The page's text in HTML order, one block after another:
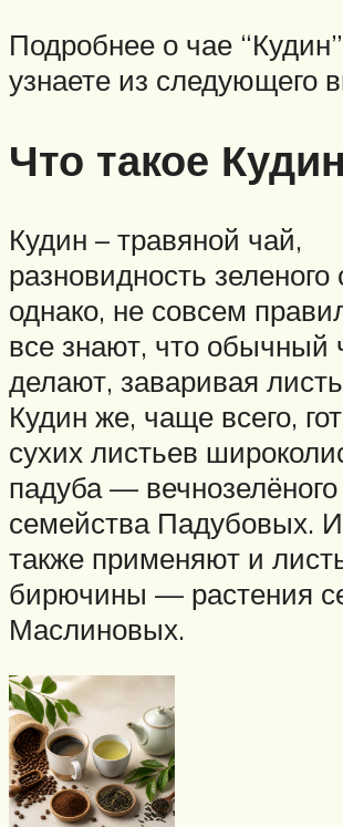
Подробнее о чае
узнаете из следующего
Что такое Кудин
Кудин – травяной чай,
разновидность зеленого
однако, не совсем
все знают, что обычный
делают, заваривая
Кудин же, чаще всего,
сухих листьев
падуба —
семейства Падубовых.
также применяют и
бирючины — растения
Маслиновых.